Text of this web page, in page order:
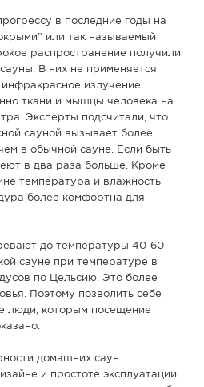
в последние годы на
или так называемый
распространение получили
В них не применяется
излучение
ткани и мышцы человека на
Эксперты подсчитали, что
сауной вызывает более
в обычной сауне. Если быть
в два раза больше. Кроме
температура и влажность
более комфортна для
до температуры 40-60
сауне при температуре в
по Цельсию. Это более
Поэтому позволить себе
люди, которым посещение
домашних саун
и простоте эксплуатации.